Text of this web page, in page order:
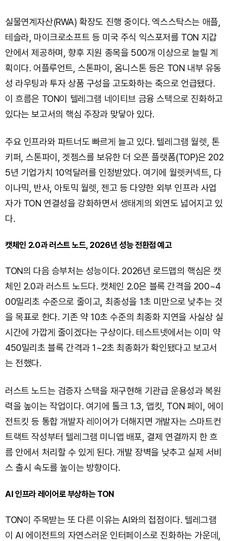
실물연계자산(RWA) 확장도 진행 중이다. 엑스스탁스는 애플,
테슬라, 마이크로소프트 등 미국 주식 익스포저를 TON 지갑
안에서 제공하며, 향후 지원 종목을 500개 이상으로 늘릴 계
획이다. 어플루언트, 스톤파이, 옴니스톤 등은 TON 내부 유동
성 라우팅과 투자 상품 구성을 고도화하는 축으로 언급됐다.
이 흐름은 TON이 텔레그램 네이티브 금융 스택으로 진화하고
있다는 보고서의 핵심 주장과 맞닿아 있다.
주요 인프라와 파트너도 빠르게 늘고 있다. 텔레그램 월렛, 톤
키퍼, 스톤파이, 겟젬스를 보유한 더 오픈 플랫폼(TOP)은 202
5년 기업가치 10억달러를 인정받았다. 여기에 월렛커넥트, 다
이나믹, 반사, 아토믹 월렛, 젠고 등 다양한 외부 인프라 사업
자가 TON 연결성을 강화하면서 생태계의 외연도 넓어지고 있
다.
캣체인 2.0과 러스트 노드, 2026년 성능 전환점 예고
TON의 다음 승부처는 성능이다. 2026년 로드맵의 핵심은 캣
체인 2.0과 러스트 노드다. 캣체인 2.0은 블록 간격을 200~4
00밀리초 수준으로 줄이고, 최종성을 1초 미만으로 낮추는 것
을 목표로 한다. 기존 약 10초 수준의 최종화 지연을 사실상 실
시간에 가깝게 줄이겠다는 구상이다. 테스트넷에서는 이미 약
450밀리초 블록 간격과 1~2초 최종화가 확인됐다고 보고서
는 전했다.
러스트 노드는 검증자 스택을 재구현해 기관급 운용성과 복원
력을 높이는 작업이다. 여기에 톨크 1.3, 앱킷, TON 페이, 에이
전트킷 등 통합 개발자 레이어가 더해지면 개발자는 스마트컨
트랙트 작성부터 텔레그램 미니앱 배포, 결제 연결까지 한 흐
름 안에서 처리할 수 있게 된다. 개발 장벽을 낮추고 실제 서비
스 출시 속도를 높이는 방향이다.
AI 인프라 레이어로 부상하는 TON
TON이 주목받는 또 다른 이유는 AI와의 접점이다. 텔레그램
이 AI 에이전트의 자연스러운 인터페이스로 진화하는 가운데,